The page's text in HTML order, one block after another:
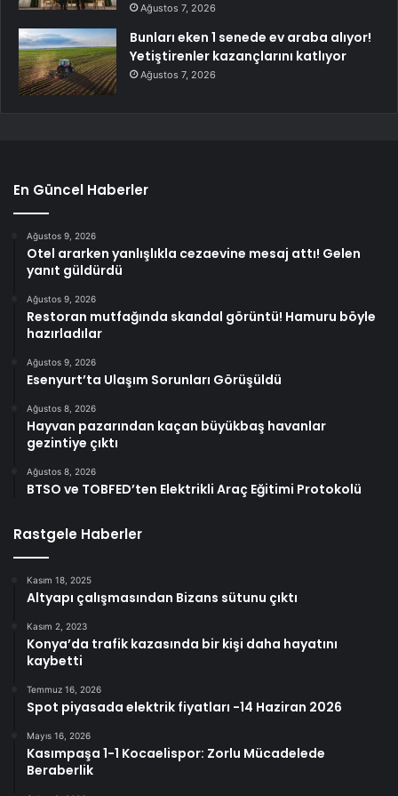
Ağustos 7, 2026
Bunları eken 1 senede ev araba alıyor!
Yetiştirenler kazançlarını katlıyor
Ağustos 7, 2026
En Güncel Haberler
Ağustos 9, 2026
Otel ararken yanlışlıkla cezaevine mesaj attı! Gelen
yanıt güldürdü
Ağustos 9, 2026
Restoran mutfağında skandal görüntü! Hamuru böyle
hazırladılar
Ağustos 9, 2026
Esenyurt’ta Ulaşım Sorunları Görüşüldü
Ağustos 8, 2026
Hayvan pazarından kaçan büyükbaş havanlar
gezintiye çıktı
Ağustos 8, 2026
BTSO ve TOBFED’ten Elektrikli Araç Eğitimi Protokolü
Rastgele Haberler
Kasım 18, 2025
Altyapı çalışmasından Bizans sütunu çıktı
Kasım 2, 2023
Konya’da trafik kazasında bir kişi daha hayatını
kaybetti
Temmuz 16, 2026
Spot piyasada elektrik fiyatları -14 Haziran 2026
Mayıs 16, 2026
Kasımpaşa 1-1 Kocaelispor: Zorlu Mücadelede
Beraberlik